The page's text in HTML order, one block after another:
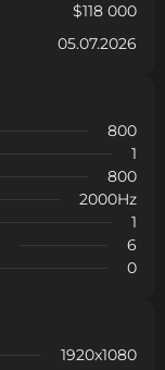
$118 000
05.07.2026
800
1
800
2000Hz
1
6
0
1920x1080